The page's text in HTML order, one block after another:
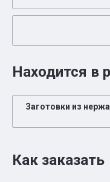
Находится в
Заготовки из
Как заказать